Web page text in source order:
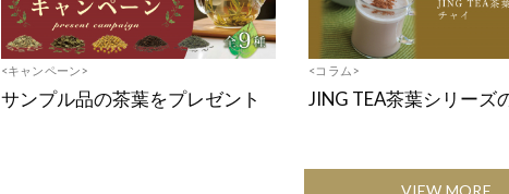
<キャンペーン>
サンプル品の茶葉をプレゼント
<コラム>
JING TEA茶葉シリーズ